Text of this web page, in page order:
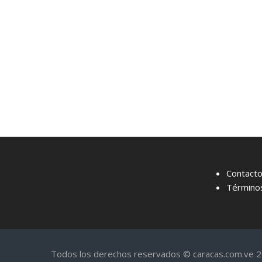
Contacto
Todos los derechos reservados © caracas.com.ve